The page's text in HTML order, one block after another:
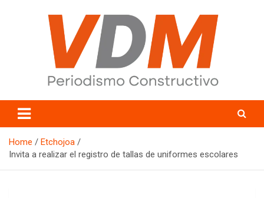
valledelmayo.com
Home
Etchojoa
Invita a realizar el registro de tallas de uniformes escolares